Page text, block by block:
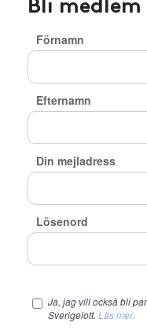
Förnamn
Efternamn
Din mejladress
Lösenord
Ja, jag vill också bli
Sverigelott. Läs mer.